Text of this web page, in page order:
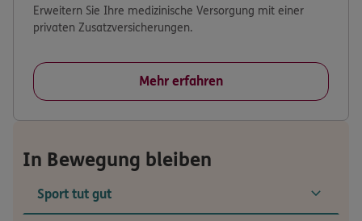
Erweitern Sie Ihre medizinische Versorgung mit einer
privaten Zusatzversicherungen.
Mehr erfahren
In Bewegung bleiben
Sport tut gut